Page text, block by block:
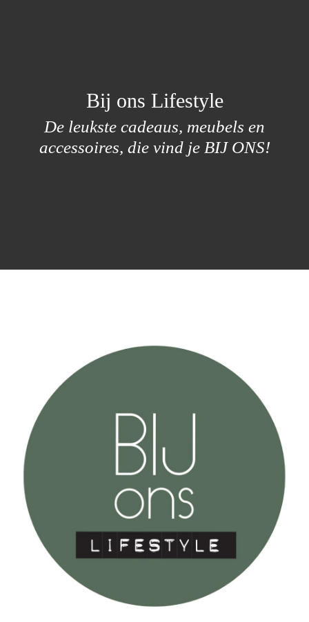
Bij ons Lifestyle
De leukste cadeaus, meubels en
accessoires, die vind je BIJ ONS!